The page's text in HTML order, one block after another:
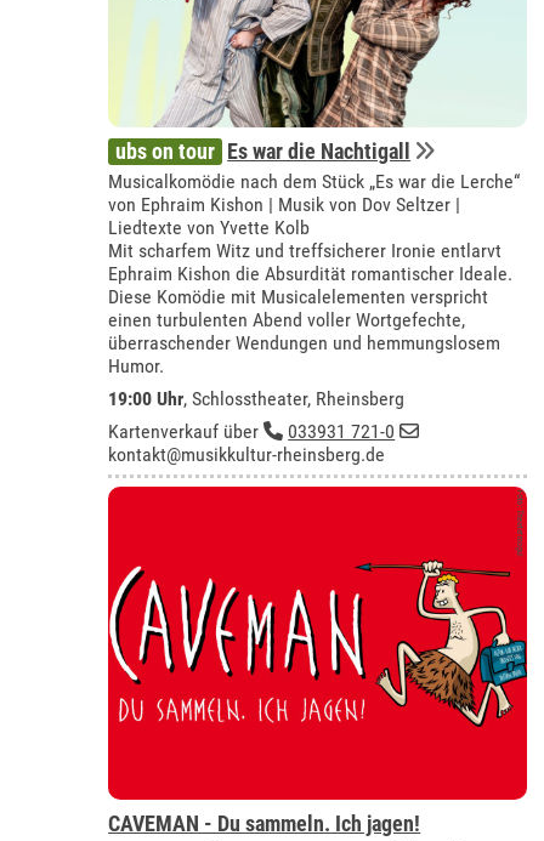
ubs on tour Es war die Nachtigall
Musicalkomödie nach dem Stück „Es war die Lerche“
von Ephraim Kishon | Musik von Dov Seltzer |
Liedtexte von Yvette Kolb
Mit scharfem Witz und treffsicherer Ironie entlarvt
Ephraim Kishon die Absurdität romantischer Ideale.
Diese Komödie mit Musicalelementen verspricht
einen turbulenten Abend voller Wortgefechte,
überraschender Wendungen und hemmungslosem
Humor.
19:00 Uhr,Schlosstheater, Rheinsberg
Kartenverkauf über
033931 721-0
kontakt@musikkultur-rheinsberg.de
CAVEMAN - Du sammeln. Ich jagen!